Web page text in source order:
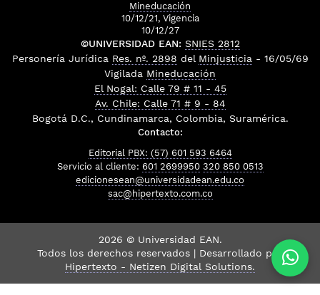
Mineducación
10/12/21, Vigencia
10/12/27
©UNIVERSIDAD EAN: SNIES 2812
Personería Jurídica Res. nº. 2898 del Minjusticia - 16/05/69
Vigilada Mineducación
El Nogal: Calle 79 # 11 - 45
Av. Chile: Calle 71 # 9 - 84
Bogotá D.C., Cundinamarca, Colombia, Suramérica.
Contacto:
Editorial PBX: (57) 601 593 6464
Servicio al cliente: 601 2699950 320 850 0513
edicionesean@universidadean.edu.co
sac@hipertexto.com.co
2026 © Universidad EAN.
Todos los derechos reservados | Desarrollado por
Hipertexto - Netizen Digital Solutions.